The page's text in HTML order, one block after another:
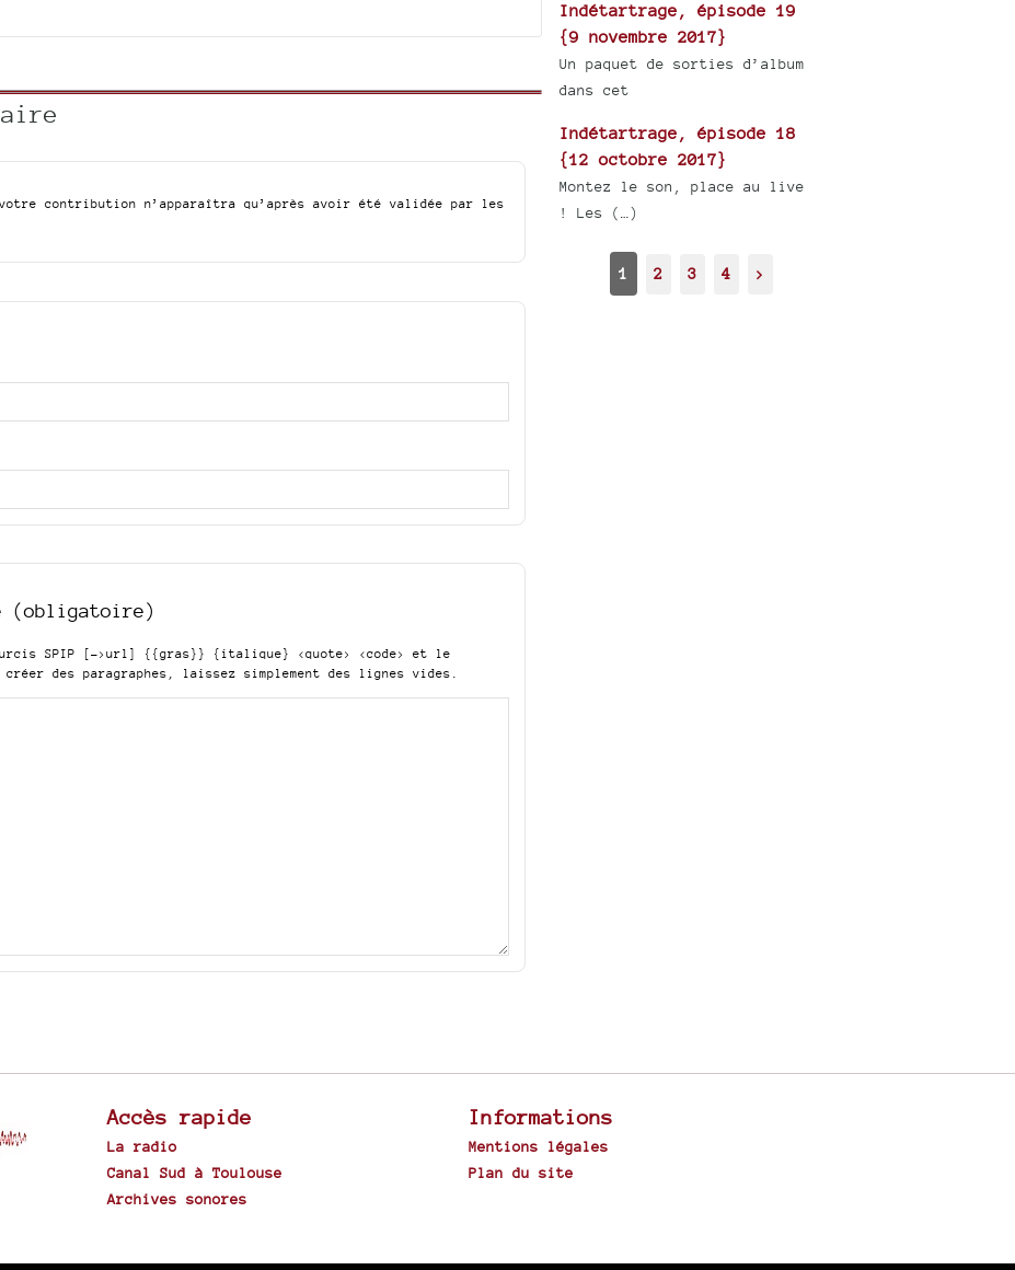
contribution n’apparaîtra qu’après avoir été validée par les
(obligatoire)
SPIP [->url] {{gras}} {italique} <quote> <code>
et le
créer des paragraphes, laissez simplement des lignes vides.
Indétartrage, épisode 19
{9 novembre 2017}
Un paquet de sorties d’album
dans cet
Indétartrage, épisode 18
{12 octobre 2017}
Montez le son, place au live
! Les (…)
1 2 3 4 >
Accès rapide
La radio
Canal Sud à Toulouse
Archives sonores
Informations
Mentions légales
Plan du site